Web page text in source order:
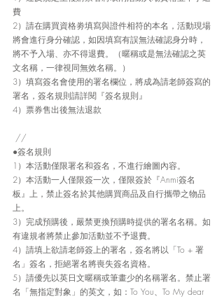
費
2）請在購買資格劵填寫與證件相符的本名，活動現場
將會進行身分確認，如因填寫有誤無法確認身分時，
將不予入場、亦不得退費。（暱稱或是無法確認之英
文名稱，一律視同無效名稱。）
3）填寫簽名會使用的署名欄位，將成為請老師簽寫的
署名，簽名規則請詳閱『簽名規則』
4）票券售出後無法退款
//
●簽名規則
1）本活動僅限署名和簽名，不進行繪圖內容。
2）本活動一人僅限簽一次，僅限簽於『Anmi簽名
板』上，禁止簽名於其他購買商品及自行攜帶之物品
上。
3）完成預購後，嚴禁更換預購時提供的署名名稱。如
有違規者將禁止參加活動並不予退費。
4）請填上欲請老師簽上的署名，簽名將以「To + 署
名」簽名，拒絕署名將喪失簽名資格。
5）請優先以英日文暱稱或筆畫少的名稱署名。禁止署
名「無指定對象」的英文，如：To You、To My dear